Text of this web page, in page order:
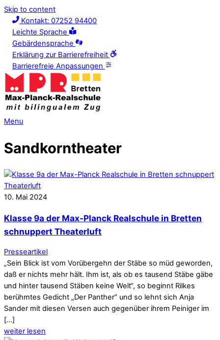
Skip to content
Kontakt: 07252 94400
Leichte Sprache
Gebärdensprache
Erklärung zur Barrierefreiheit
Barrierefreie Anpassungen
Menu
Sandkorntheater
10. Mai 2024
Klasse 9a der Max-Planck Realschule in Bretten
schnuppert Theaterluft
Presseartikel
„Sein Blick ist vom Vorübergehn der Stäbe so müd geworden,
daß er nichts mehr hält. Ihm ist, als ob es tausend Stäbe gäbe
und hinter tausend Stäben keine Welt“, so beginnt Rilkes
berühmtes Gedicht „Der Panther“ und so lehnt sich Anja
Sander mit diesen Versen auch gegenüber ihrem Peiniger im
[…]
weiter lesen